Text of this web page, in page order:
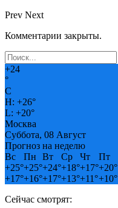
Prev Next
Комментарии закрыты.
+24
°
C
H: +26°
L: +20°
Москва
Суббота, 08 Август
Прогноз на неделю
Вс
Пн Вт Ср Чт
Пт
+25°+25°+24°+18°+17°+20°
+17°+16°+17°+13°+11°+10°
Сейчас смотрят: